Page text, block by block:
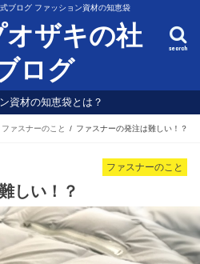
ブログ ファッション資材の知恵袋
オザキの社
ログ
search
資材の知恵袋とは？
ファスナーのこと ファスナーの発注は難しい！？
ファスナーのこと
しい！？